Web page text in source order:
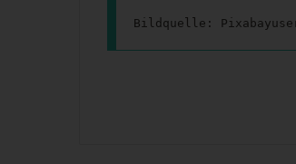
Bildquelle: